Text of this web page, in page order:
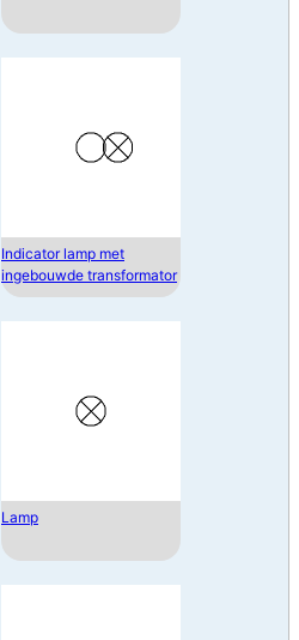
Indicator lamp met
ingebouwde transformator
Lamp